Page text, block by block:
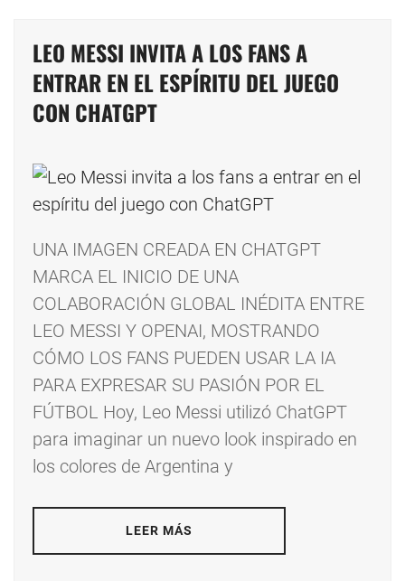
LEO MESSI INVITA A LOS FANS A
ENTRAR EN EL ESPÍRITU DEL JUEGO
CON CHATGPT
UNA IMAGEN CREADA EN CHATGPT
MARCA EL INICIO DE UNA
COLABORACIÓN GLOBAL INÉDITA ENTRE
LEO MESSI Y OPENAI, MOSTRANDO
CÓMO LOS FANS PUEDEN USAR LA IA
PARA EXPRESAR SU PASIÓN POR EL
FÚTBOL Hoy, Leo Messi utilizó ChatGPT
para imaginar un nuevo look inspirado en
los colores de Argentina y
LEER MÁS